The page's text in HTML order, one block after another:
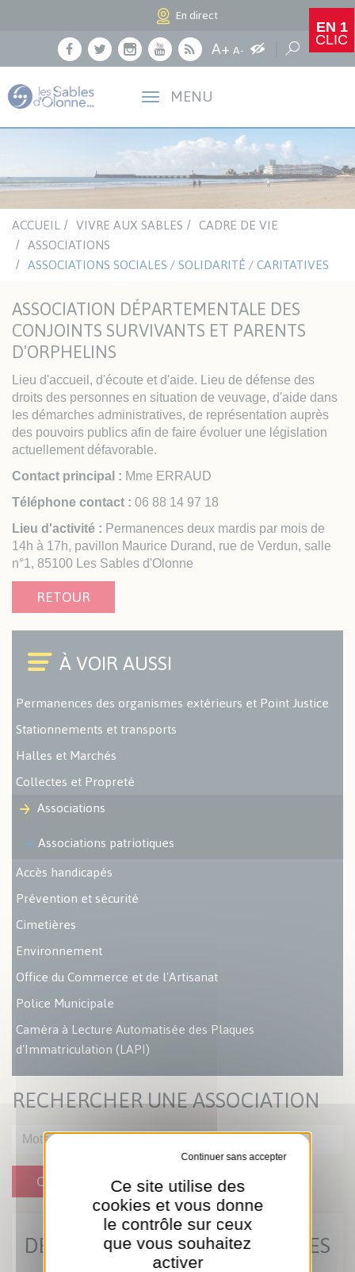
EN 1
CLIC
En direct
Facebook
TwitterInstagram
YoutubeRSSA+Agrandir le texte
A-Réduire le texte
Augmenter les
MENU
ACCUEIL VIVRE AUX SABLES
CADRE DE VIE
ASSOCIATIONS
ASSOCIATIONS SOCIALES / SOLIDARITÉ / CARITATIVES
ASSOCIATION DÉPARTEMENTALE DES
CONJOINTS SURVIVANTS ET PARENTS
D'ORPHELINS
Lieu d'accueil, d'écoute et d'aide. Lieu de défense des
droits des personnes en situation de veuvage, d'aide dans
les démarches administratives, de représentation auprès
des pouvoirs publics afin de faire évoluer une législation
actuellement défavorable.
Contact principal : Mme ERRAUD
Téléphone contact : 06 88 14 97 18
Lieu d'activité : Permanences deux mardis par mois de
14h à 17h, pavillon Maurice Durand, rue de Verdun, salle
n°1, 85100 Les Sables d'Olonne
RETOUR
Permanences des organismes extérieurs et Point Justice
Stationnements et transports
Halles et Marchés
Collectes et Propreté
Associations
Associations patriotiques
Accès handicapés
Prévention et sécurité
Cimetières
Environnement
Office du Commerce et de l'Artisanat
Police Municipale
Caméra à Lecture Automatisée des Plaques
d'Immatriculation (LAPI)
RECHERCHER UNE ASSOCIATION
OK
DERNIÈRES ACTUS MUNICIPALES
Panneau de gestion des cookies
Ce site utilise des
cookies et vous donne
le contrôle sur ceux
que vous souhaitez
activer
Tout refuser